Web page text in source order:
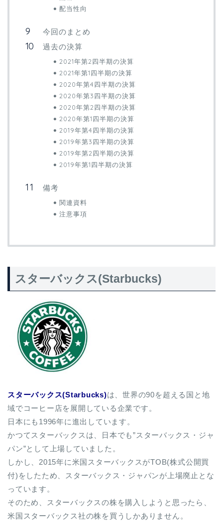
配当性向
今回のまとめ
過去の決算
2021年第2四半期の決算
2021年第1四半期の決算
2020年第4四半期の決算
2020年第3四半期の決算
2020年第2四半期の決算
2020年第1四半期の決算
2019年第4四半期の決算
2019年第3四半期の決算
2019年第2四半期の決算
2019年第1四半期の決算
備考
関連資料
注意事項
スターバックス(Starbucks)
スターバックス(Starbucks)は、世界の90を超える国と地
域でコーヒー店を展開している企業です。
日本にも1996年に進出しています。
かつてスターバックスは、日本でも”スターバックス・ジャ
パン”として上場していました。
しかし、2015年に米国スターバックスがTOB(株式公開買
付)をしたため、スターバックス・ジャパンが上場廃止とな
っています。
そのため、スターバックスの株を購入しようと思ったら、
米国スターバックス社の株を買うしかありません。